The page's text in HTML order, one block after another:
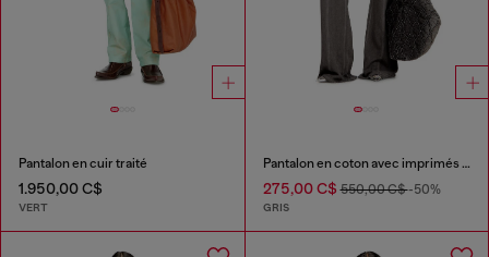
Pantalon en cuir traité
1.950,00 C$
VERT
Pantalon en coton avec imprimés et clous
275,00 C$550,00 C$-50%
GRIS